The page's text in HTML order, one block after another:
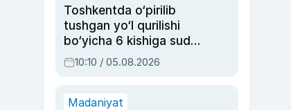
Toshkentda o‘pirilib
tushgan yo‘l qurilishi
bo‘yicha 6 kishiga sud
hukmi o‘qildi
10:10 / 05.08.2026
Madaniyat